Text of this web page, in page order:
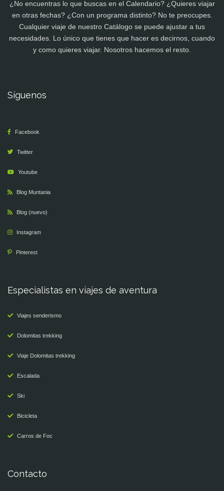
¿No encuentras lo que buscas en el Calendario? ¿Quieres viajar
en otras fechas? ¿Con un programa distinto? No te preocupes.
Cualquier viaje de nuestro Catálogo se puede ajustar a tus
necesidades. Lo único que tienes que hacer es decirnos, cuando
y como quieres viajar. Nosotros hacemos el resto.
Síguenos
Facebook
Twitter
Youtube
Blog Muntania
Blog (nuevo)
Instagram
Pinterest
Especialistas en viajes de aventura
Viajes senderismo
Dolomitas trekking
Viaje Dolomitas trekking
Escalada
Ski
Bicicleta
Carros de Foc
Contacto